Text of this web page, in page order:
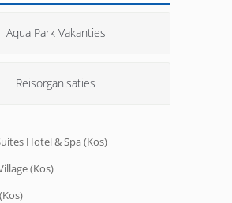
Aqua Park Vakanties
Reisorganisaties
Hotel & Spa (Kos)
(Kos)